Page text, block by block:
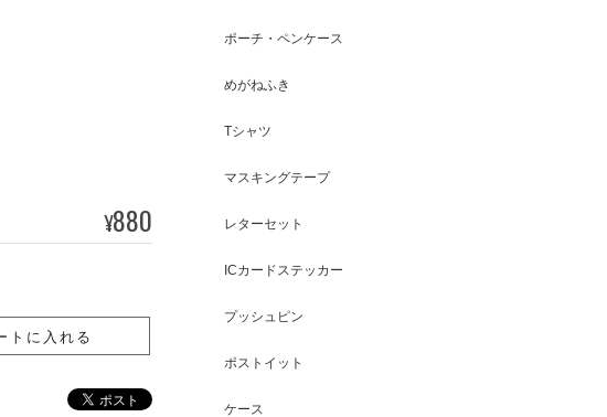
¥880
ポーチ・ペンケース
めがねふき
Tシャツ
マスキングテープ
レターセット
ICカードステッカー
プッシュピン
ポストイット
ケース